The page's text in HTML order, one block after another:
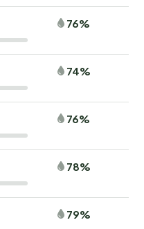
76%
74%
76%
78%
79%